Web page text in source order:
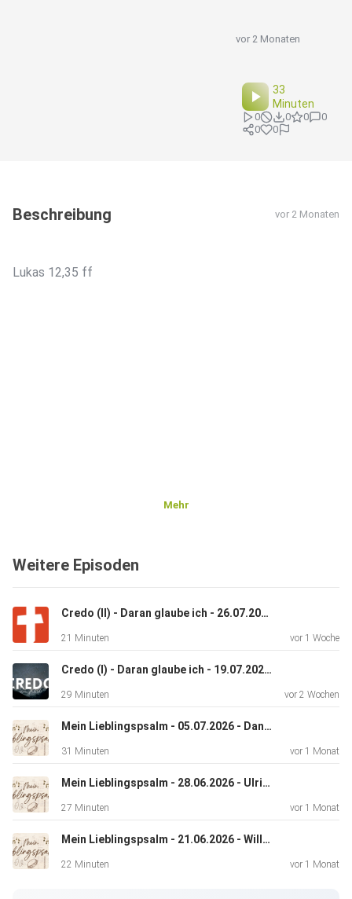
vor 2 Monaten
33
Minuten
0 0 0
0
0
0
Beschreibung vor 2 Monaten
Lukas 12,35 ff
Mehr
Weitere Episoden
Credo (II) - Daran glaube ich - 26.07.2026 - Klaus Hanswillemenke
21 Minuten vor 1 Woche
Credo (I) - Daran glaube ich - 19.07.2026 - Ulrich Müller
29 Minuten vor 2 Wochen
Mein Lieblingspsalm - 05.07.2026 - Daniel Knelsen
31 Minuten vor 1 Monat
Mein Lieblingspsalm - 28.06.2026 - Ulrich Müller
27 Minuten vor 1 Monat
Mein Lieblingspsalm - 21.06.2026 - Willi Penner
22 Minuten vor 1 Monat